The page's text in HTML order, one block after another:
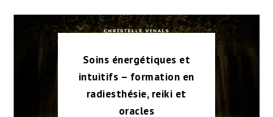
Soins énergétiques et
intuitifs – formation en
radiesthésie, reiki et
oracles